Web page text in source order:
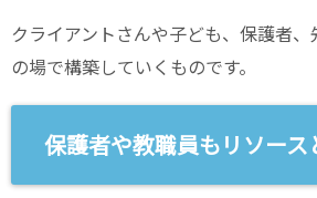
クライアントさんや子ども、保護者
の場で構築していくものです。
保護者や教職員もリソース